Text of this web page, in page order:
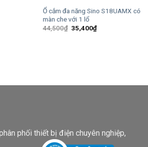
Ổ cắm đa năng Sino S18UAMX có
màn che với 1 lổ
44,500₫ Giá
gốc
35,400₫Giá
hiện
phối thiết bị điện chuyên nghiệp,